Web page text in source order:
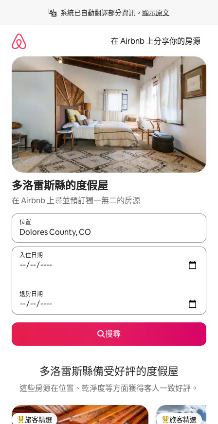
系統已自動翻譯部分資訊。 顯示原文
在 Airbnb 上分享你的房源
多洛雷斯縣的度假屋
在 Airbnb 上尋並預訂獨一無二的房源
位置
如有搜尋結果，瀏覽內容時請使用上下箭頭，或輕點、滑動裝置。
入住日期
退房日期
搜尋
多洛雷斯縣備受好評的度假屋
這些房源在位置、乾淨度等方面獲得客人一致好評。
旅客精選 旅客精選